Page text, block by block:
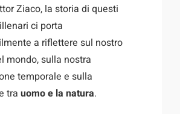
Ziaco, la storia di questi
ci porta
a riflettere sul nostro
mondo, sulla nostra
temporale e sulla
trauomo e la natura.